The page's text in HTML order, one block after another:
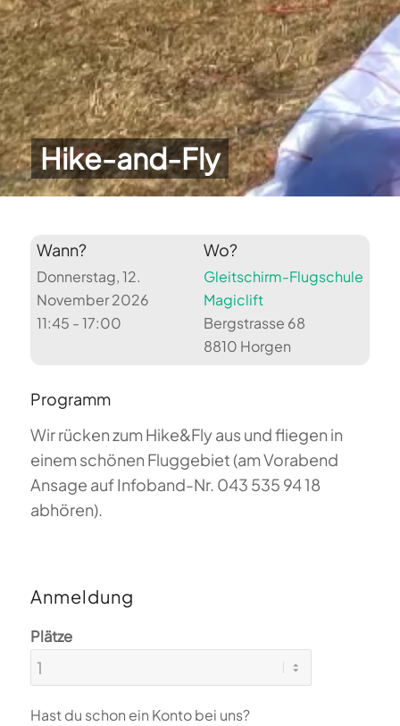
Hike-and-Fly
Wann?
Donnerstag, 12.
November 2026
11:45 - 17:00
Wo?
Gleitschirm-Flugschule
Magiclift
Bergstrasse 68
8810 Horgen
Programm
Wir rücken zum Hike&Fly aus und fliegen in
einem schönen Fluggebiet (am Vorabend
Ansage auf Infoband-Nr. 043 535 94 18
abhören).
Anmeldung
Plätze
Hast du schon ein Konto bei uns?